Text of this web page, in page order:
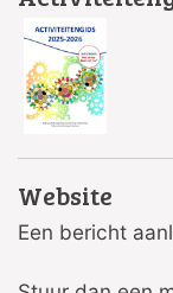
Website
Een bericht